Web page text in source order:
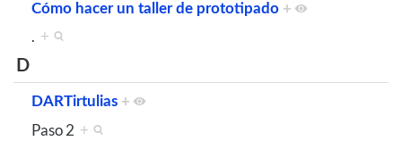
Cómo hacer un taller de prototipado +
. +
D
DARTirtulias +
Paso 2 +